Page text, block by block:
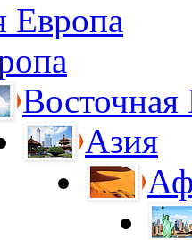
Восточная
Азия